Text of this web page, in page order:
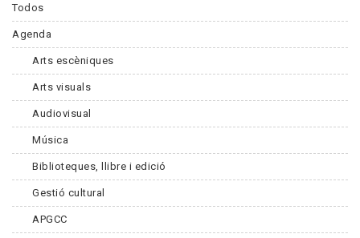
Todos
Agenda
Arts escèniques
Arts visuals
Audiovisual
Música
Biblioteques, llibre i edició
Gestió cultural
APGCC